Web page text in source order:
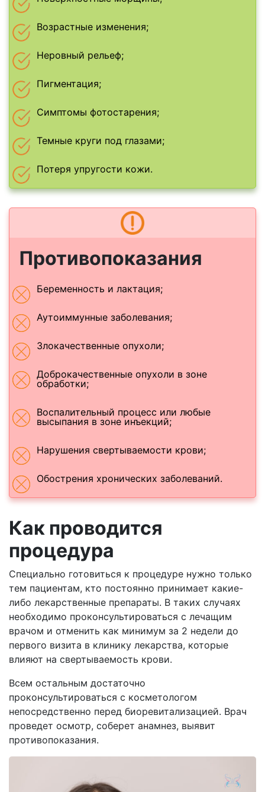
Возрастные изменения;
Неровный рельеф;
Пигментация;
Симптомы фотостарения;
Темные круги под глазами;
Потеря упругости кожи.
Противопоказания
Беременность и лактация;
Аутоиммунные заболевания;
Злокачественные опухоли;
Доброкачественные опухоли в зоне
обработки;
Воспалительный процесс или любые
высыпания в зоне инъекций;
Нарушения свертываемости крови;
Обострения хронических заболеваний.
Как проводится
процедура
Специально готовиться к процедуре нужно только
тем пациентам, кто постоянно принимает какие-
либо лекарственные препараты. В таких случаях
необходимо проконсультироваться с лечащим
врачом и отменить как минимум за 2 недели до
первого визита в клинику лекарства, которые
влияют на свертываемость крови.
Всем остальным достаточно
проконсультироваться с косметологом
непосредственно перед биоревитализацией. Врач
проведет осмотр, соберет анамнез, выявит
противопоказания.